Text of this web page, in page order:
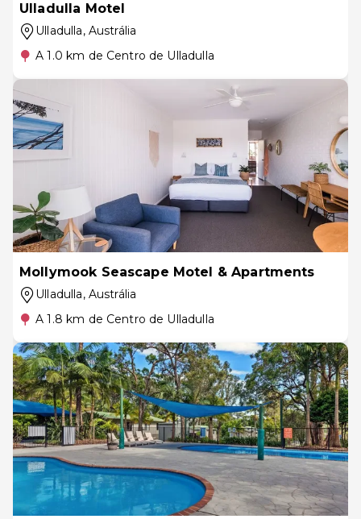
Ulladulla Motel
Ulladulla, Austrália
A 1.0 km de Centro de Ulladulla
Mollymook Seascape Motel & Apartments
Ulladulla, Austrália
A 1.8 km de Centro de Ulladulla